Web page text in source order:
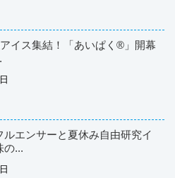
イス集結！「あいぱく®」開幕
ルエンサーと夏休み自由研究イ
の...